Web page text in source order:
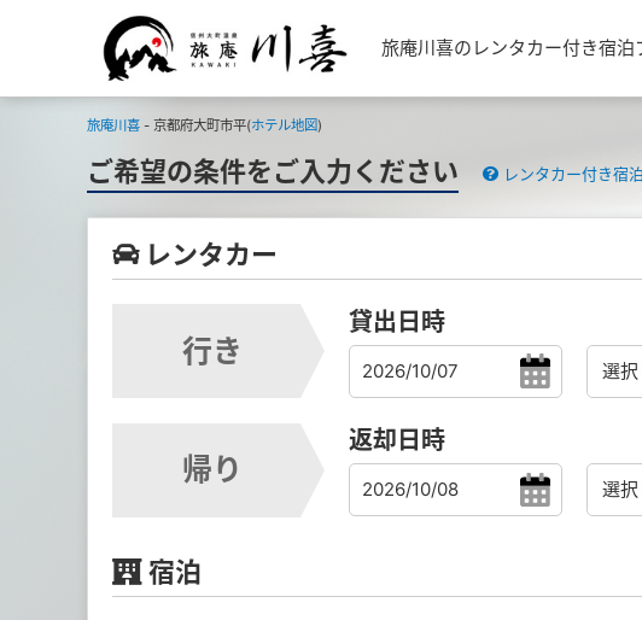
旅庵川喜のレンタカー付き宿泊
旅庵川喜 - 京都府大町市平(ホテル地図)
ご希望の条件をご入力ください レンタカー付き宿
レンタカー
行き
貸出日時
帰り
返却日時
宿泊